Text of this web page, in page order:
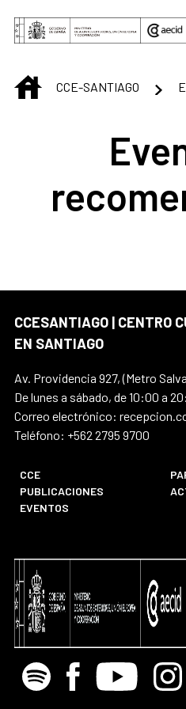
Saltar al contenido principal
INICIOCCE-SANTIAGO
CCESANTIAGO | CENTRO
EN SANTIAGO
Av. Providencia 927, (Metro
De lunes a sábado, de 10:00 a
Correo electrónico:
Teléfono: +562 2795 9700
CCE
PUBLICACIONES
EVENTOS
Spotify Facebook
Youtube